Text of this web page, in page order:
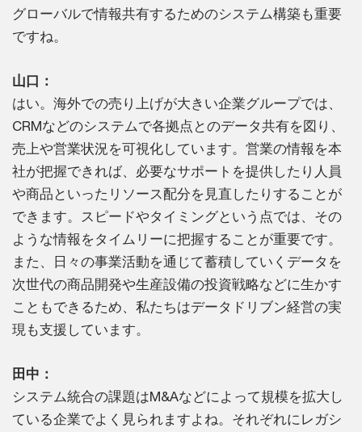
グローバルで情報共有するためのシステム構築も重要
ですね。
山口：
はい。海外での売り上げが大きい企業グループでは、
CRMなどのシステムで各拠点とのデータ共有を図り、
売上や営業状況を可視化しています。営業の情報を本
社が把握できれば、必要なサポートを提供したり人員
や商品といったリソース配分を見直したりすることが
できます。スピードやタイミングという点では、その
ような情報をタイムリーに把握することが重要です。
また、日々の事業活動を通じて蓄積していくデータを
次世代の商品開発や生産設備の投資戦略などに生かす
こともできるため、私たちはデータドリブン経営の実
現も支援しています。
田中：
システム統合の課題はM&Aなどによって規模を拡大し
ている企業でよく見られますよね。それぞれにレガシ